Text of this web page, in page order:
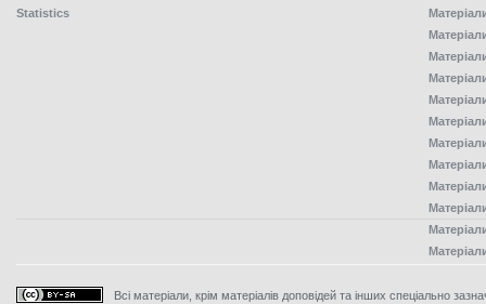
Statistics
Всі матеріали, крім матеріалів доповідей та інших спеціально